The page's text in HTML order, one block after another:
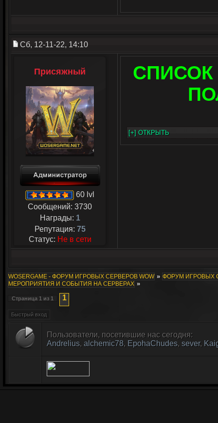
Сб, 12-11-22, 14:10
Присяжный
60 lvl
Сообщений: 3730
Награды: 1
Репутация: 75
Статус: Не в сети
WOSERGAME - ФОРУМ ИГРОВЫХ СЕРВЕРОВ WOW » ФОРУМ ИГРОВЫХ
МЕРОПРИЯТИЯ И СОБЫТИЯ НА СЕРВЕРАХ »
Страница 1 из 1 1
Пользователи, посетившие нас сегодня:
Andrelius, alchemic78, EpohaChudes, sever,